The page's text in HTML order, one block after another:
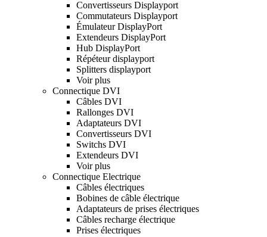
Convertisseurs Displayport
Commutateurs Displayport
Émulateur DisplayPort
Extendeurs DisplayPort
Hub DisplayPort
Répéteur displayport
Splitters displayport
Voir plus
Connectique DVI
Câbles DVI
Rallonges DVI
Adaptateurs DVI
Convertisseurs DVI
Switchs DVI
Extendeurs DVI
Voir plus
Connectique Electrique
Câbles électriques
Bobines de câble électrique
Adaptateurs de prises électriques
Câbles recharge électrique
Prises électriques